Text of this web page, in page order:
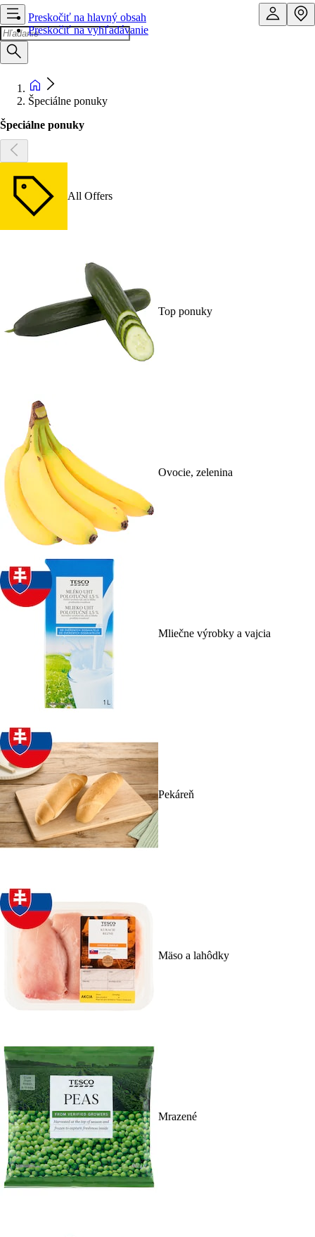
Preskočiť na hlavný obsah
Preskočiť na vyhľadávanie
Špeciálne ponuky
Špeciálne ponuky
All Offers
Top ponuky
Ovocie, zelenina
Mliečne výrobky a vajcia
Pekáreň
Mäso a lahôdky
Mrazené